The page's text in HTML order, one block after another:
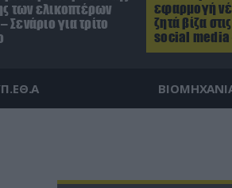
εφαρμογή
ζητά βίζα
social media
των ελικοπτέρων
Σενάριο για τρίτο